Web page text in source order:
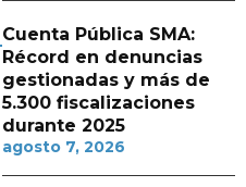
Cuenta Pública SMA:
Récord en denuncias
gestionadas y más de
5.300 fiscalizaciones
durante 2025
agosto 7, 2026